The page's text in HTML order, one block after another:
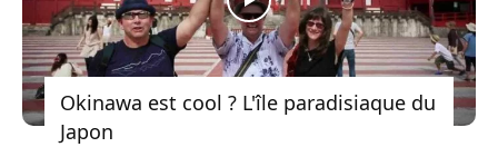
Okinawa est cool ? L'île paradisiaque du
Japon